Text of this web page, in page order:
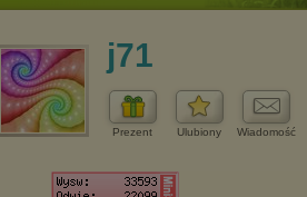
j71
Prezent Ulubiony Wiadomość